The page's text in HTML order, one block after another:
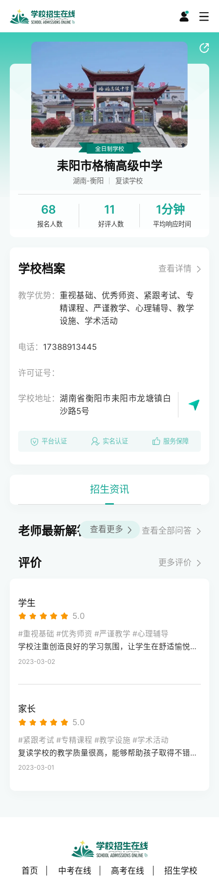
耒阳市格楠高级中学
湖南-衡阳 复读学校
68
报名人数
11
好评人数
1分钟
平均响应时间
学校档案 查看详情
教学优势： 重视基础、优秀师资、紧跟考试、专
精课程、严谨教学、心理辅导、教学
设施、学术活动
电话： 17388913445
许可证号：
学校地址：湖南省衡阳市耒阳市龙塘镇白
沙路5号
平台认证 实名认证 服务保障
招生资讯
查看更多
老师最新解答 查看全部问答
评价 更多评价
学生
5.0
#重视基础 #优秀师资 #严谨教学 #心理辅导
学校注重创造良好的学习氛围，让学生在舒适愉悦的环境中学习。这种氛围可以让学生更加投入学习，提高学习效率，同时也有利于培养学生的自律能力。
2023-03-02
家长
5.0
#紧跟考试 #专精课程 #教学设施 #学术活动
复读学校的教学质量很高，能够帮助孩子取得不错的成绩，同时学习氛围也很好，孩子能够在舒适的环境中学习。我会向其他家长推荐这所学校。
2023-03-01
首页 中考在线 高考在线 招生学校